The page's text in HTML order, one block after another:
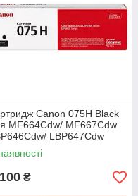
Canon 075H Black
MF664Cdw/ MF667Cdw
LBP647Cdw
₴